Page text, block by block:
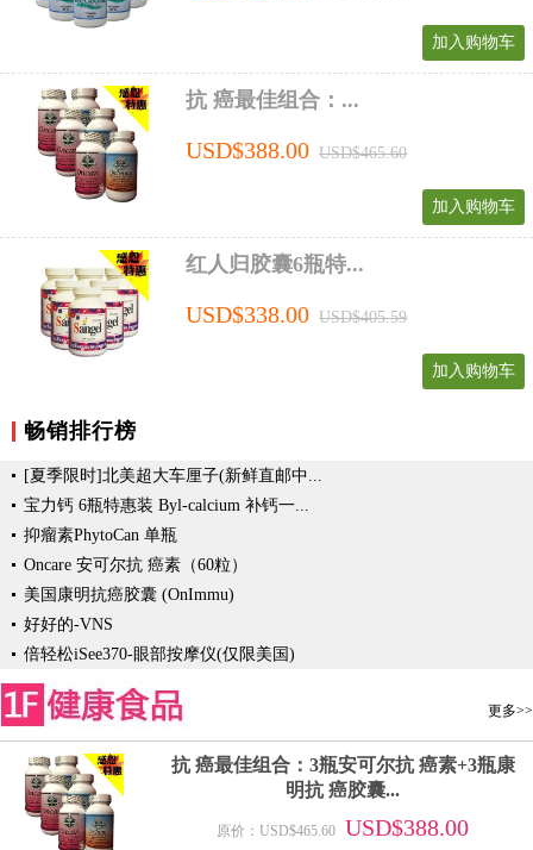
加入购物车
抗 癌最佳组合：...
USD$388.00 USD$465.60
加入购物车
红人归胶囊6瓶特...
USD$338.00 USD$405.59
加入购物车
畅销排行榜
[夏季限时]北美超大车厘子(新鲜直邮中...
宝力钙 6瓶特惠装 Byl-calcium 补钙一...
抑瘤素PhytoCan 单瓶
Oncare 安可尔抗 癌素（60粒）
美国康明抗癌胶囊 (OnImmu)
好好的-VNS
倍轻松iSee370-眼部按摩仪(仅限美国)
更多>>
抗 癌最佳组合：3瓶安可尔抗 癌素+3瓶康
明抗 癌胶囊...
原价：USD$465.60 USD$388.00